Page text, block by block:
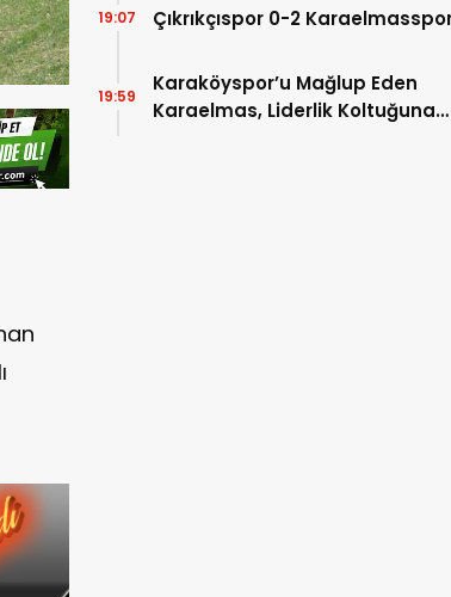
Çıkrıkçıspor 0-2
19:07
Karaköyspor’u Mağlup Eden
Karaelmas, Liderlik Koltuğuna
19:59